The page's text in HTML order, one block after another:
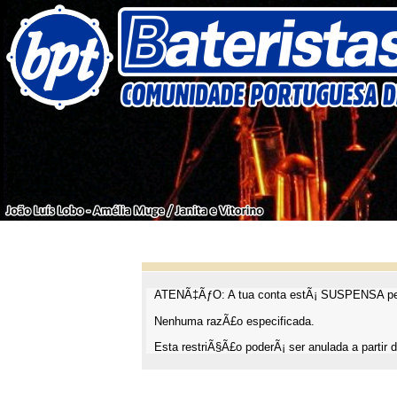
ATENÃ‡ÃƒO: A tua conta estÃ¡ SUSPENSA
Nenhuma razÃ£o especificada.
Esta restriÃ§Ã£o poderÃ¡ ser anulada a partir